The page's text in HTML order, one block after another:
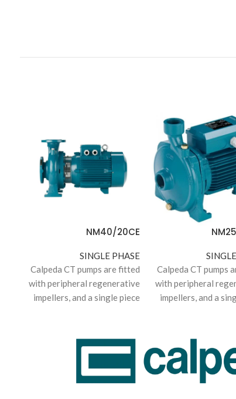
Calpeda CT pumps
with peripheral
impellers, and a
NM40/20CE
SINGLE PHASE
Calpeda CT pumps are fitted
with peripheral regenerative
impellers, and a single piece